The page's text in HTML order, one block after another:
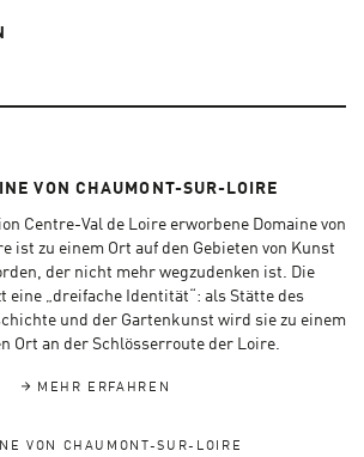
VON CHAUMONT-SUR-LOIRE
Centre-Val de Loire erworbene Domaine von
ist zu einem Ort auf den Gebieten von Kunst
der nicht mehr wegzudenken ist. Die
eine „dreifache Identität“: als Stätte des
und der Gartenkunst wird sie zu einem
Ort an der Schlösserroute der Loire.
MEHR ERFAHREN
VON CHAUMONT-SUR-LOIRE